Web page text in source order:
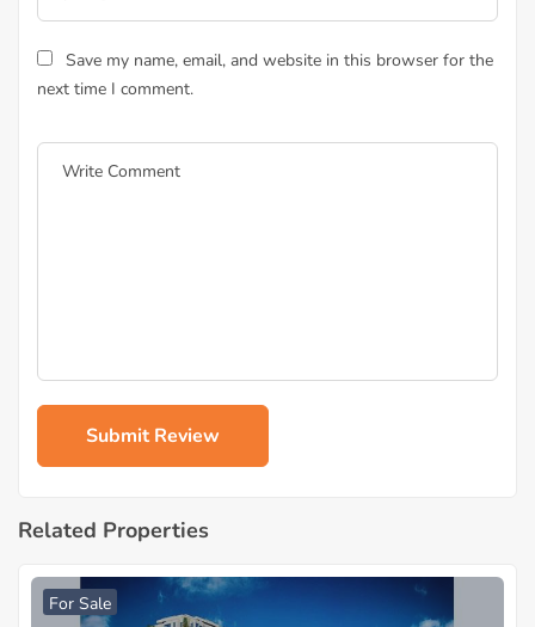
Save my name, email, and website in this browser for the
next time I comment.
Related Properties
For Sale